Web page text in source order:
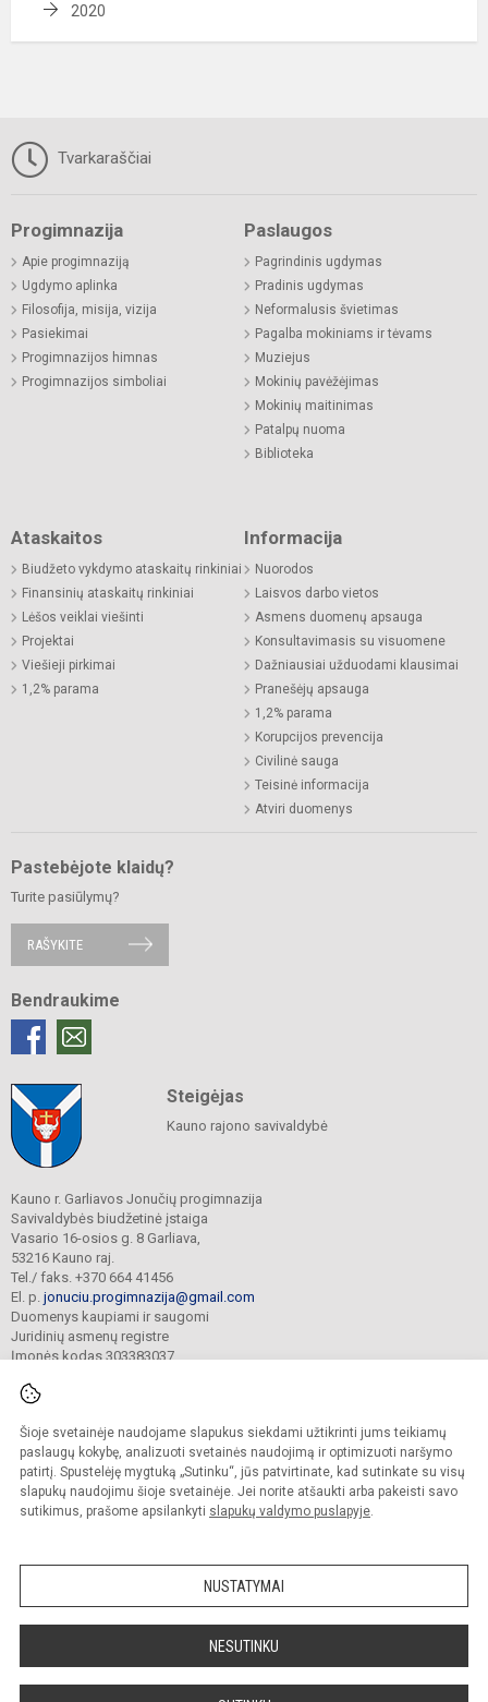
Šioje svetainėje naudojame slapukus siekdami užtikrinti jums teikiamų
paslaugų kokybę, analizuoti svetainės naudojimą ir optimizuoti naršymo
patirtį. Spustelėję mygtuką „Sutinku“, jūs patvirtinate, kad sutinkate su visų
slapukų naudojimu šioje svetainėje. Jei norite atšaukti arba pakeisti savo
sutikimus, prašome apsilankyti slapukų valdymo puslapyje.
NUSTATYMAI
NESUTINKU
2020
Tvarkaraščiai
Progimnazija
Apie progimnaziją
Ugdymo aplinka
Filosofija, misija, vizija
Pasiekimai
Progimnazijos himnas
Progimnazijos simboliai
Paslaugos
Pagrindinis ugdymas
Pradinis ugdymas
Neformalusis švietimas
Pagalba mokiniams ir tėvams
Muziejus
Mokinių pavėžėjimas
Mokinių maitinimas
Patalpų nuoma
Biblioteka
Ataskaitos
Biudžeto vykdymo ataskaitų rinkiniai
Finansinių ataskaitų rinkiniai
Lėšos veiklai viešinti
Projektai
Viešieji pirkimai
1,2% parama
Informacija
Nuorodos
Laisvos darbo vietos
Asmens duomenų apsauga
Konsultavimasis su visuomene
Dažniausiai užduodami klausimai
Pranešėjų apsauga
1,2% parama
Korupcijos prevencija
Civilinė sauga
Teisinė informacija
Atviri duomenys
Pastebėjote klaidų?
Turite pasiūlymų?
RAŠYKITE
Bendraukime
Steigėjas
Kauno rajono savivaldybė
Kauno r. Garliavos Jonučių progimnazija
Savivaldybės biudžetinė įstaiga
Vasario 16-osios g. 8 Garliava,
53216 Kauno raj.
Tel./ faks. +370 664 41456
El. p. jonuciu.progimnazija@gmail.com
Duomenys kaupiami ir saugomi
Juridinių asmenų registre
Įmonės kodas 303383037
© 2023. Kauno r. Garliavos Jonučių progimnazija. Visos teisės saugomos.
Kopijuoti turinį be raštiško progimnazijos sutikimo griežtai draudžiama.
Prieinamumo paraiška Slapukų valdymas
Sumanus būdas atnaujinti